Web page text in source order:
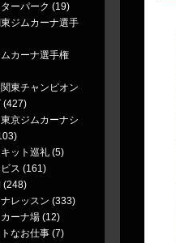
ーパーク (19)
東ジムカーナ選手
カーナ選手権
関東チャンピオン
(427)
東京ジムカーナシ
ット巡礼 (5)
ス (161)
(248)
レッスン (333)
ーナ場 (12)
なお仕事 (7)